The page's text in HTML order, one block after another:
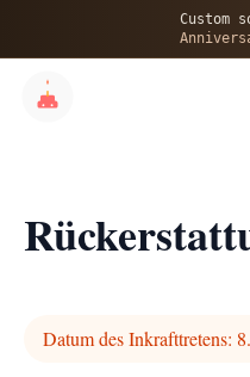
Custom
Datum des Inkrafttretens: